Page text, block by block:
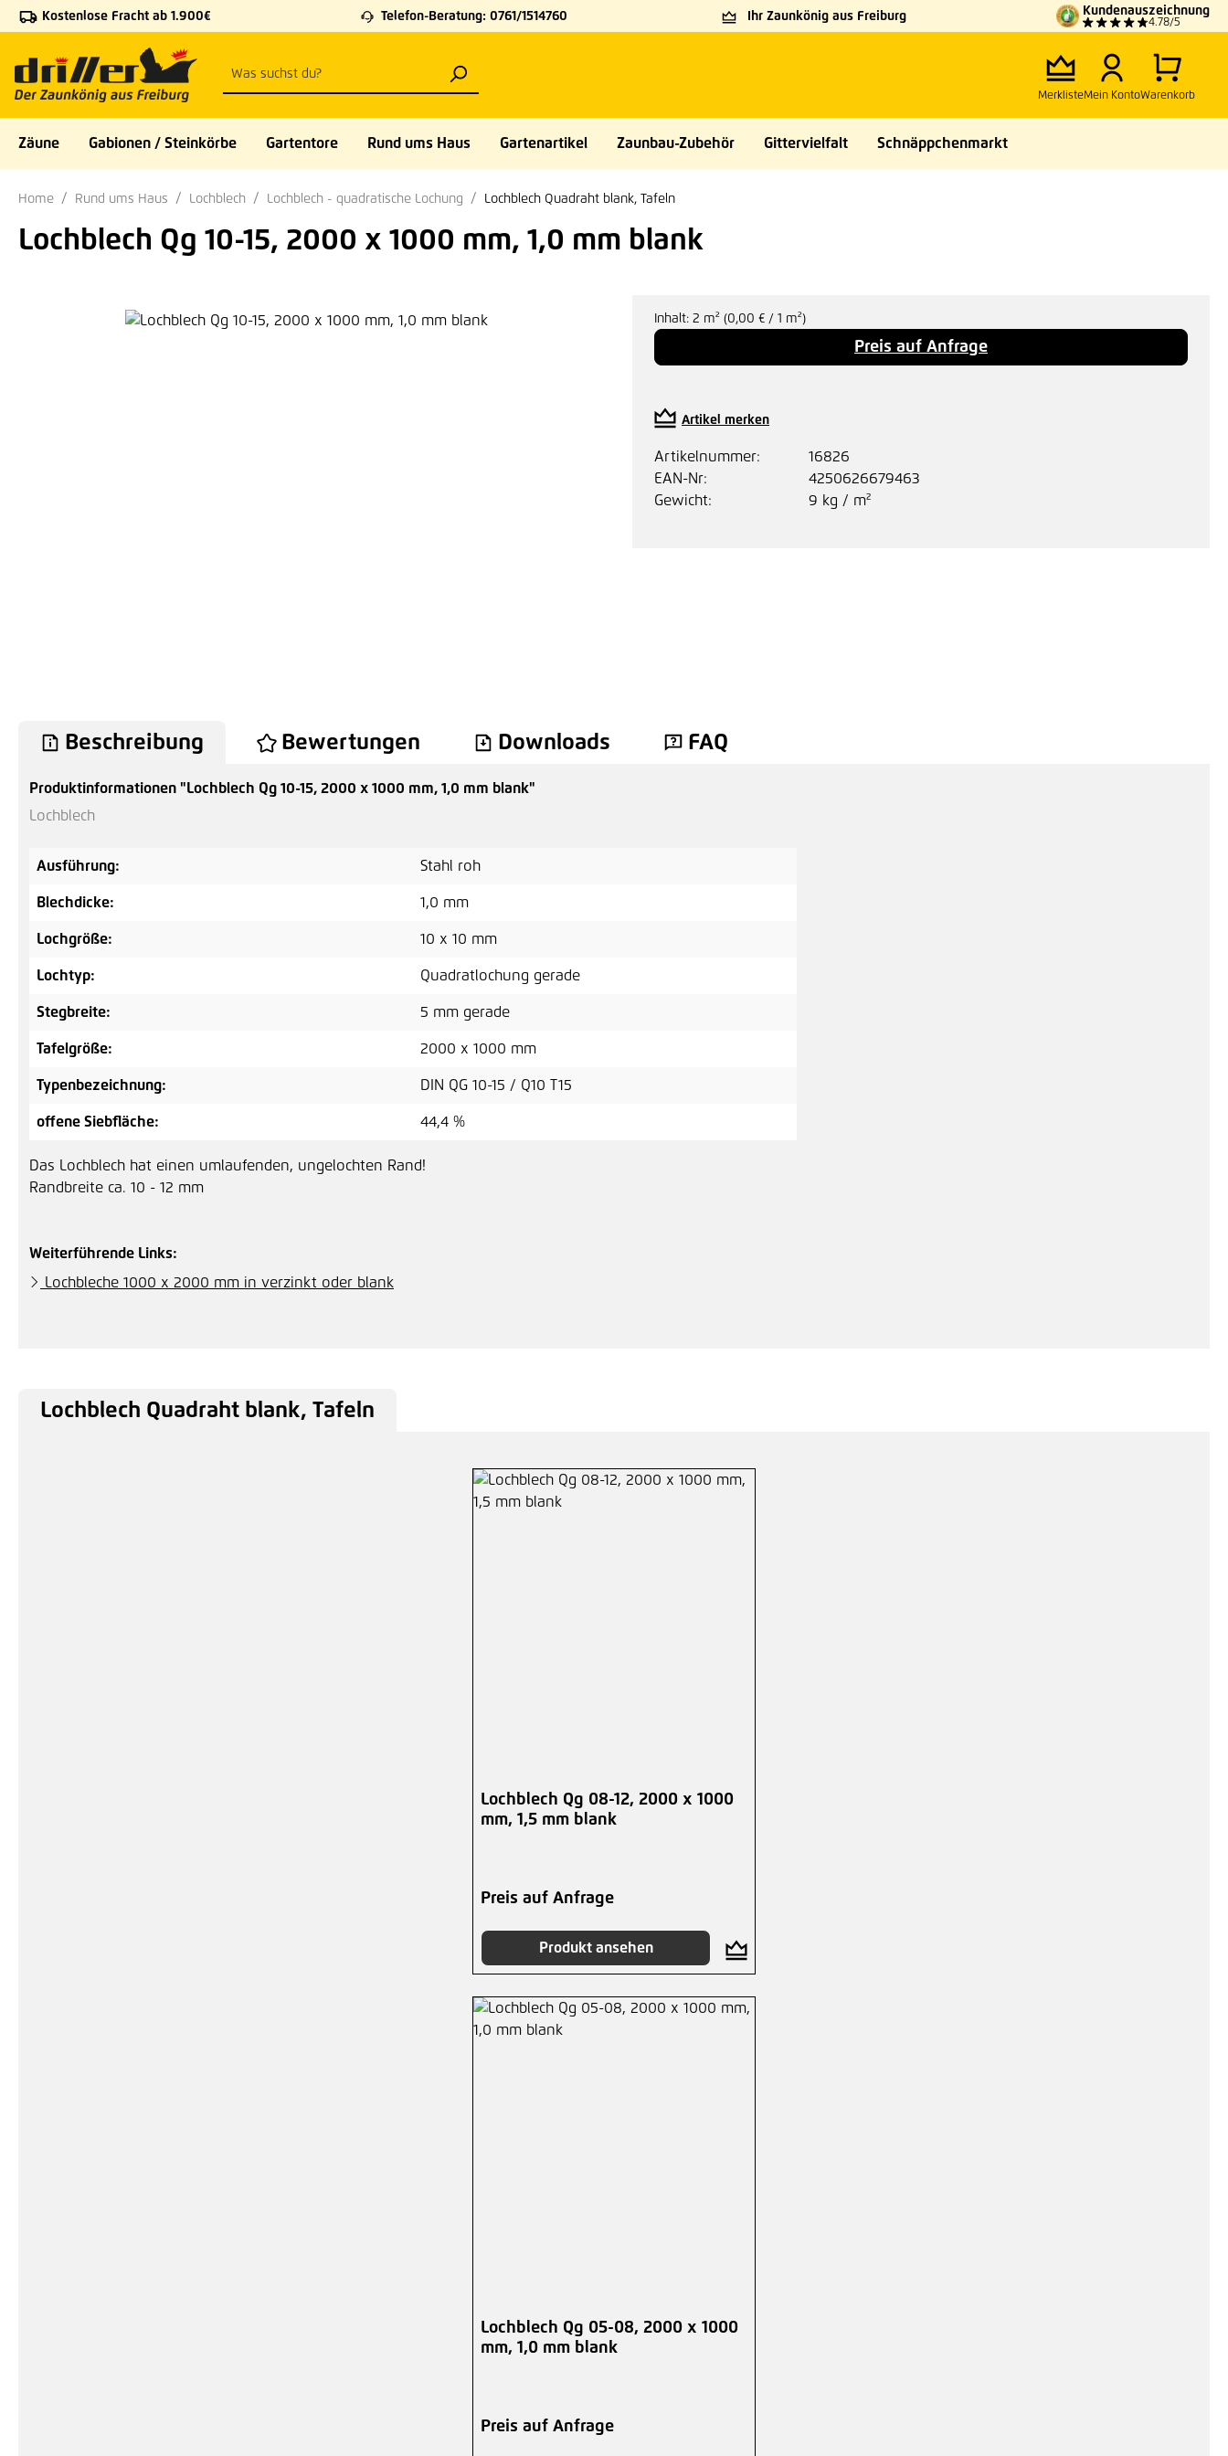
Hauptinhalt springen
Zur Suche springen
Zur Hauptnavigation springen
Kostenlose Fracht ab 1.900€ Telefon-Beratung: 0761/1514760 Ihr Zaunkönig aus Freiburg Kundenauszeichnung
4.78/5
MerklisteMein KontoWarenkorb
Zäune Gabionen / Steinkörbe Gartentore Rund ums Haus Gartenartikel Zaunbau-Zubehör Gittervielfalt Schnäppchenmarkt
Home Rund ums Haus Lochblech Lochblech - quadratische Lochung Lochblech Quadraht blank, Tafeln
Lochblech Qg 10-15, 2000 x 1000 mm, 1,0 mm blank
Bildergalerie überspringen Inhalt: 2 m² (0,00 € / 1 m²)
Preis auf Anfrage
Artikel merken
Artikelnummer:
16826
EAN-Nr:
4250626679463
Gewicht:
9 kg / m²
Beschreibung Bewertungen Downloads FAQ
Produktinformationen "Lochblech Qg 10-15, 2000 x 1000 mm, 1,0 mm blank"
Lochblech
Ausführung: Stahl roh
Blechdicke: 1,0 mm
Lochgröße: 10 x 10 mm
Lochtyp: Quadratlochung gerade
Stegbreite: 5 mm gerade
Tafelgröße: 2000 x 1000 mm
Typenbezeichnung: DIN QG 10-15 / Q10 T15
offene Siebfläche: 44,4 %
Das Lochblech hat einen umlaufenden, ungelochten Rand!
Randbreite ca. 10 - 12 mm
Weiterführende Links:
Lochbleche 1000 x 2000 mm in verzinkt oder blank
Lochblech Quadraht blank, Tafeln
Lochblech Qg 08-12, 2000 x 1000
mm, 1,5 mm blank
Preis auf Anfrage
Produkt ansehen
Lochblech Qg 05-08, 2000 x 1000
mm, 1,0 mm blank
Preis auf Anfrage